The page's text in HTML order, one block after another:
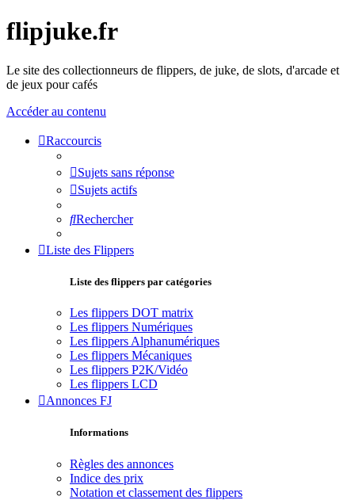
flipjuke.fr
Le site des collectionneurs de flippers, de juke, de slots, d'arcade et
de jeux pour cafés
Accéder au contenu
Raccourcis
Sujets sans réponse
Sujets actifs
Rechercher
Liste des Flippers
Liste des flippers par catégories
Les flippers DOT matrix
Les flippers Numériques
Les flippers Alphanumériques
Les flippers Mécaniques
Les flippers P2K/Vidéo
Les flippers LCD
Annonces FJ
Informations
Règles des annonces
Indice des prix
Notation et classement des flippers